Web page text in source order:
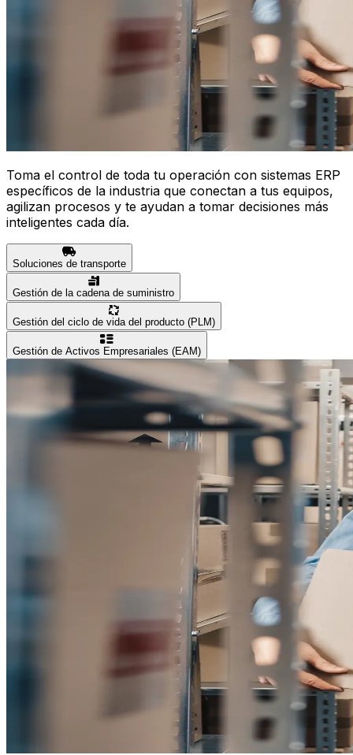
Toma el control de toda tu operación con sistemas ERP
específicos de la industria que conectan a tus equipos,
agilizan procesos y te ayudan a tomar decisiones más
inteligentes cada día.
Soluciones de transporte
Gestión de la cadena de suministro
Gestión del ciclo de vida del producto (PLM)
Gestión de Activos Empresariales (EAM)